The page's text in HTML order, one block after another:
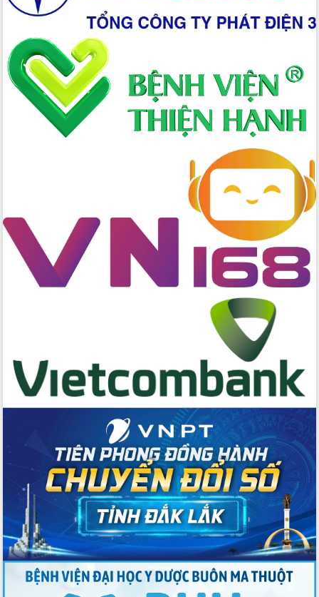
Giai đoạn 2026-2030, Đắk Lắk phấn
đấu có 77% xã đạt chuẩn nông thôn
mới
Chuyển đổi số 'mở đường' cho nông
nghiệp Đắk Lắk tăng trưởng bứt phá
Triển khai đồng bộ đo đạc, lập hồ sơ
địa chính, hoàn thiện cơ sở dữ liệu đất
Ứng dụng sinh trắc học - Bước tiến
nghệ, hướng tới phát triển thủy sản
bền vững
Tập huấn nâng cao năng lực triển khai
chuyển đổi số cho cán bộ, công chức
cấp xã
tâm đạt được mục tiêu tăng trưởng
hai con số trong năm 2026
Tổ chức trang trọng Lễ hội Đền thờ
Lương Văn Chánh năm 2026
Phó Bí thư Tỉnh ủy Đắk Lắk Đỗ Hữu
Huy giữ chức Bí thư Đảng ủy Ủy Ban
Nhân dân tỉnh
Bệnh án điện tử thúc đẩy chuyển đổi
số y tế tại Đắk Lắk
Chuyển đổi số thư viện: Mở rộng
không gian tri thức trong thời đại số
Đánh giá, rút kinh nghiệm công tác tổ
chức diễn tập trước ngày bầu cử
Chương trình “Gặp gỡ hữu nghị –
Friendship Meeting New Year 2026”